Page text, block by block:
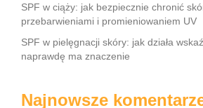
SPF w ciąży: jak bezpiecznie chronić
przebarwieniami i promieniowaniem UV
SPF w pielęgnacji skóry: jak działa
naprawdę ma znaczenie
Najnowsze